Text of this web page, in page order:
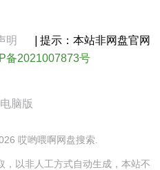
明
提示：本站非网盘官网
备2021007873号
脑版
哎哟喂啊网盘搜索.
，以非人工方式自动生成，本站不